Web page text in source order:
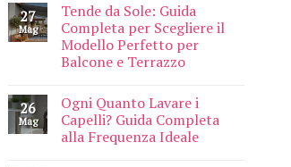
27
Mag
Tende da Sole: Guida
Completa per Scegliere il
Modello Perfetto per
Balcone e Terrazzo
26
Mag
Ogni Quanto Lavare i
Capelli? Guida Completa
alla Frequenza Ideale